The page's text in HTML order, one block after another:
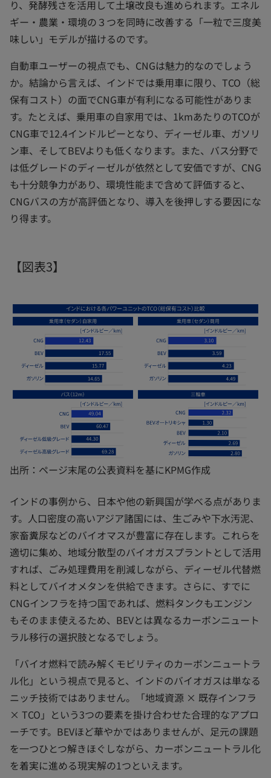
り、発酵残さを活用して土壌改良も進められます。エネル
ギー・農業・環境の３つを同時に改善する「一粒で三度美
味しい」モデルが描けるのです。
自動車ユーザーの視点でも、CNGは魅力的なのでしょう
か。結論から言えば、インドでは乗用車に限り、TCO（総
保有コスト）の面でCNG車が有利になる可能性がありま
す。たとえば、乗用車の自家用では、1kmあたりのTCOが
CNG車で12.4インドルピーとなり、ディーゼル車、ガソリ
ン車、そしてBEVよりも低くなります。また、バス分野で
は低グレードのディーゼルが依然として安価ですが、CNG
も十分競争力があり、環境性能まで含めて評価すると、
CNGバスの方が高評価となり、導入を後押しする要因にな
り得ます。
【図表3】
出所：ページ末尾の公表資料を基にKPMG作成
インドの事例から、日本や他の新興国が学べる点がありま
す。人口密度の高いアジア諸国には、生ごみや下水汚泥、
家畜糞尿などのバイオマスが豊富に存在します。これらを
適切に集め、地域分散型のバイオガスプラントとして活用
すれば、ごみ処理費用を削減しながら、ディーゼル代替燃
料としてバイオメタンを供給できます。さらに、すでに
CNGインフラを持つ国であれば、燃料タンクもエンジン
もそのまま使えるため、BEVとは異なるカーボンニュート
ラル移行の選択肢となるでしょう。
「バイオ燃料で読み解くモビリティのカーボンニュートラ
ル化」という視点で見ると、インドのバイオガスは単なる
ニッチ技術ではありません。「地域資源 × 既存インフラ
× TCO」という3つの要素を掛け合わせた合理的なアプロ
ーチです。BEVほど華やかではありませんが、足元の課題
を一つひとつ解きほぐしながら、カーボンニュートラル化
を着実に進める現実解の1つといえます。